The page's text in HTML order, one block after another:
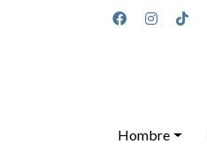
Hombre